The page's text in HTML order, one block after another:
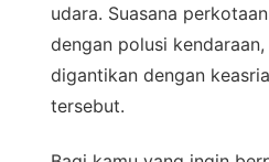
udara. Suasana
dengan polusi
digantikan dengan
tersebut.